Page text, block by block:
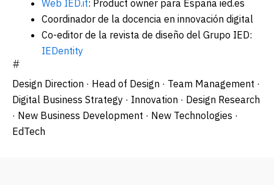
Web IED.it: Product owner para España ied.es
Coordinador de la docencia en innovación digital
Co-editor de la revista de diseño del Grupo IED:
IEDentity
#
Design Direction · Head of Design · Team Management ·
Digital Business Strategy · Innovation · Design Research
· New Business Development · New Technologies ·
EdTech